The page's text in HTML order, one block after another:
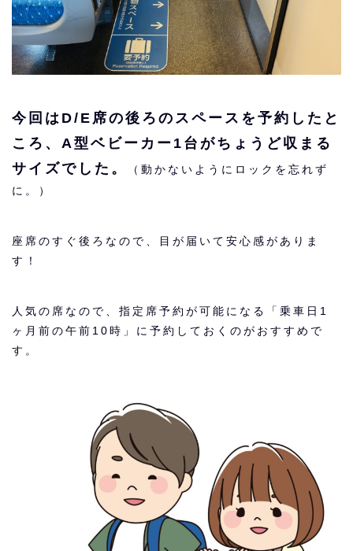
今回はD/E席の後ろのスペースを予約したと
ころ、A型ベビーカー1台がちょうど収まる
サイズでした。
（動かないようにロックを忘れず
に。）
座席のすぐ後ろなので、目が届いて安心感がありま
す！
人気の席なので、指定席予約が可能になる「乗車日1
ヶ月前の午前10時」に予約しておくのがおすすめで
す。